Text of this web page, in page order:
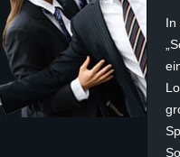
z
c
In